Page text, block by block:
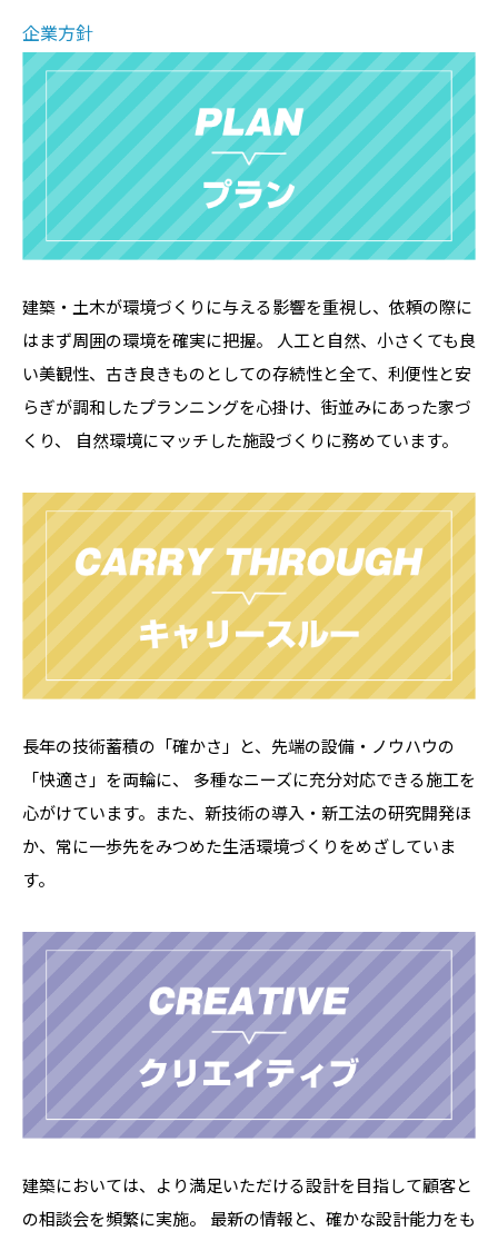
企業方針
建築・土木が環境づくりに与える影響を重視し、依頼の際に
はまず周囲の環境を確実に把握。 人工と自然、小さくても良
い美観性、古き良きものとしての存続性と全て、利便性と安
らぎが調和したプランニングを心掛け、街並みにあった家づ
くり、 自然環境にマッチした施設づくりに務めています。
長年の技術蓄積の「確かさ」と、先端の設備・ノウハウの
「快適さ」を両輪に、 多種なニーズに充分対応できる施工を
心がけています。また、新技術の導入・新工法の研究開発ほ
か、常に一歩先をみつめた生活環境づくりをめざしていま
す。
建築においては、より満足いただける設計を目指して顧客と
の相談会を頻繁に実施。 最新の情報と、確かな設計能力をも